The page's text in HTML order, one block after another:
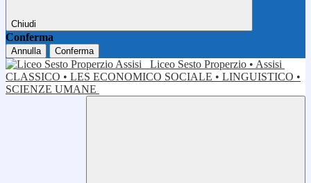
Chiudi
Conferma
Annulla Conferma
Liceo Sesto Properzio • Assisi
CLASSICO • LES ECONOMICO SOCIALE • LINGUISTICO •
SCIENZE UMANE